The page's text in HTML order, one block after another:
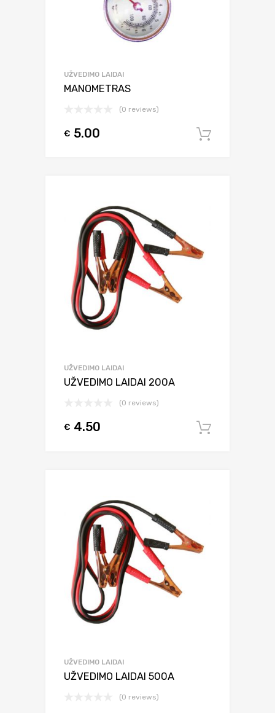
UŽVEDIMO LAIDAI
MANOMETRAS
(0 reviews)
€ 5.00
UŽVEDIMO LAIDAI
UŽVEDIMO LAIDAI 200A
(0 reviews)
€ 4.50
UŽVEDIMO LAIDAI
UŽVEDIMO LAIDAI 500A
(0 reviews)